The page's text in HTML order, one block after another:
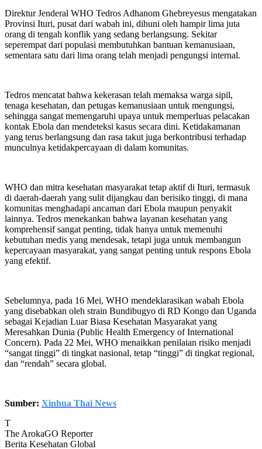
Direktur Jenderal WHO Tedros Adhanom Ghebreyesus mengatakan
Provinsi Ituri, pusat dari wabah ini, dihuni oleh hampir lima juta
orang di tengah konflik yang sedang berlangsung. Sekitar
seperempat dari populasi membutuhkan bantuan kemanusiaan,
sementara satu dari lima orang telah menjadi pengungsi internal.
Tedros mencatat bahwa kekerasan telah memaksa warga sipil,
tenaga kesehatan, dan petugas kemanusiaan untuk mengungsi,
sehingga sangat memengaruhi upaya untuk memperluas pelacakan
kontak Ebola dan mendeteksi kasus secara dini. Ketidakamanan
yang terus berlangsung dan rasa takut juga berkontribusi terhadap
munculnya ketidakpercayaan di dalam komunitas.
WHO dan mitra kesehatan masyarakat tetap aktif di Ituri, termasuk
di daerah-daerah yang sulit dijangkau dan berisiko tinggi, di mana
komunitas menghadapi ancaman dari Ebola maupun penyakit
lainnya. Tedros menekankan bahwa layanan kesehatan yang
komprehensif sangat penting, tidak hanya untuk memenuhi
kebutuhan medis yang mendesak, tetapi juga untuk membangun
kepercayaan masyarakat, yang sangat penting untuk respons Ebola
yang efektif.
Sebelumnya, pada 16 Mei, WHO mendeklarasikan wabah Ebola
yang disebabkan oleh strain Bundibugyo di RD Kongo dan Uganda
sebagai Kejadian Luar Biasa Kesehatan Masyarakat yang
Meresahkan Dunia (Public Health Emergency of International
Concern). Pada 22 Mei, WHO menaikkan penilaian risiko menjadi
“sangat tinggi” di tingkat nasional, tetap “tinggi” di tingkat regional,
dan “rendah” secara global.
Sumber: Xinhua Thai News
T
The ArokaGO Reporter
Berita Kesehatan Global